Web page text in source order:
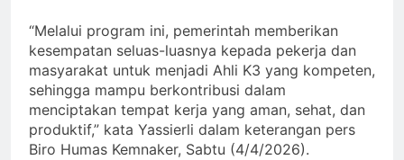
“Melalui program ini, pemerintah memberikan
kesempatan seluas-luasnya kepada pekerja dan
masyarakat untuk menjadi Ahli K3 yang kompeten,
sehingga mampu berkontribusi dalam
menciptakan tempat kerja yang aman, sehat, dan
produktif,” kata Yassierli dalam keterangan pers
Biro Humas Kemnaker, Sabtu (4/4/2026).